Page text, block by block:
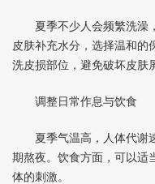
夏季不少人会频繁洗澡，
皮肤补充水分，选择温和的
洗皮损部位，避免破坏皮肤
调整日常作息与饮食
夏季气温高，人体代谢速
期熬夜。饮食方面，可以适
体的刺激。